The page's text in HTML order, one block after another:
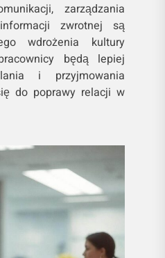
zarządzania
zwrotnej są
wdrożenia kultury
będą lepiej
i przyjmowania
do poprawy relacji w